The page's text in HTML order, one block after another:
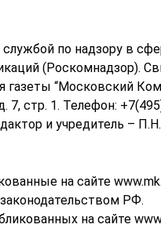
по надзору в
(Роскомнадзор).
газеты “Московский
7, стр. 1. Телефон:
и учредитель –
на сайте
РФ.
на сайте